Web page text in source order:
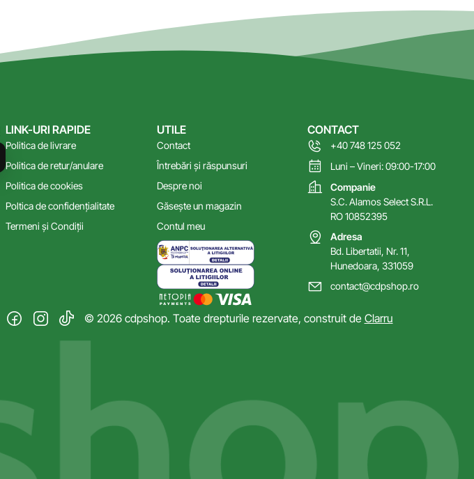
LINK-URI RAPIDE
Politica de livrare
Politica de retur/anulare
Politica de cookies
Poltica de confidențialitate
Termeni și Condiții
UTILE
Contact
Întrebări și răspunsuri
Despre noi
Găsește un magazin
Contul meu
CONTACT
+40 748 125 052
Luni – Vineri: 09:00-17:00
Companie
S.C. Alamos Select S.R.L.
RO 10852395
Adresa
Bd. Libertatii, Nr. 11,
Hunedoara, 331059
contact@cdpshop.ro
© 2026 cdpshop. Toate drepturile rezervate, construit de Clarru